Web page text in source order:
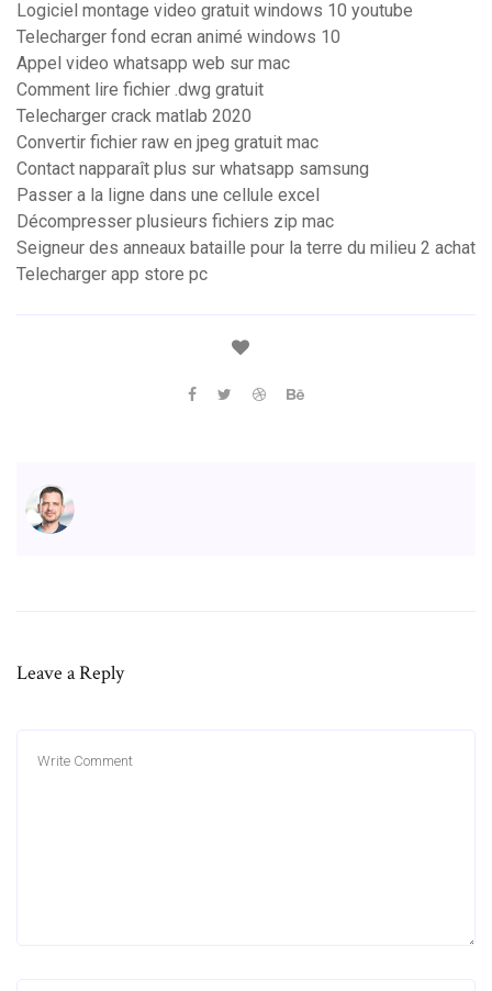
Logiciel montage video gratuit windows 10 youtube
Telecharger fond ecran animé windows 10
Appel video whatsapp web sur mac
Comment lire fichier .dwg gratuit
Telecharger crack matlab 2020
Convertir fichier raw en jpeg gratuit mac
Contact napparaît plus sur whatsapp samsung
Passer a la ligne dans une cellule excel
Décompresser plusieurs fichiers zip mac
Seigneur des anneaux bataille pour la terre du milieu 2 achat
Telecharger app store pc
Leave a Reply